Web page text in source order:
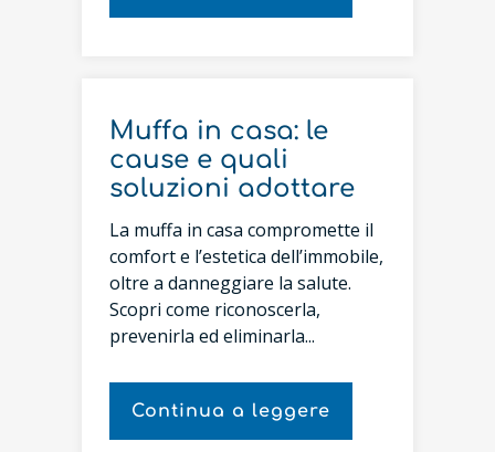
Muffa in casa: le
cause e quali
soluzioni adottare
La muffa in casa compromette il
comfort e l’estetica dell’immobile,
oltre a danneggiare la salute.
Scopri come riconoscerla,
prevenirla ed eliminarla...
Continua a leggere